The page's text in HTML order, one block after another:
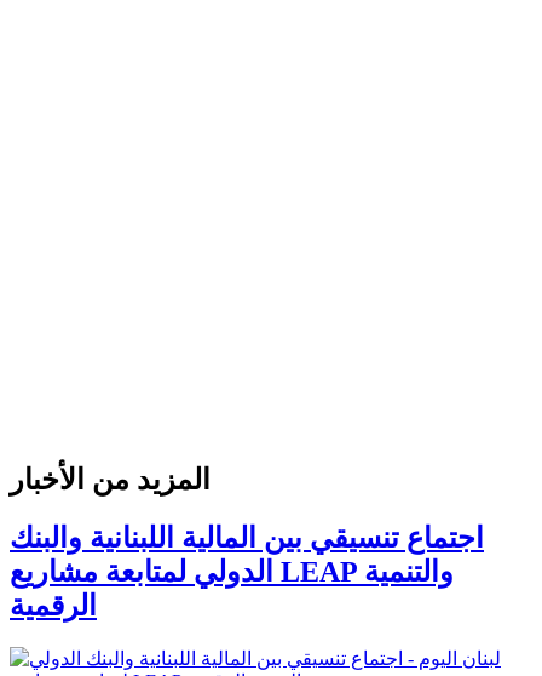
المزيد من الأخبار
اجتماع تنسيقي بين المالية اللبنانية والبنك
الدولي لمتابعة مشاريع LEAP والتنمية
الرقمية